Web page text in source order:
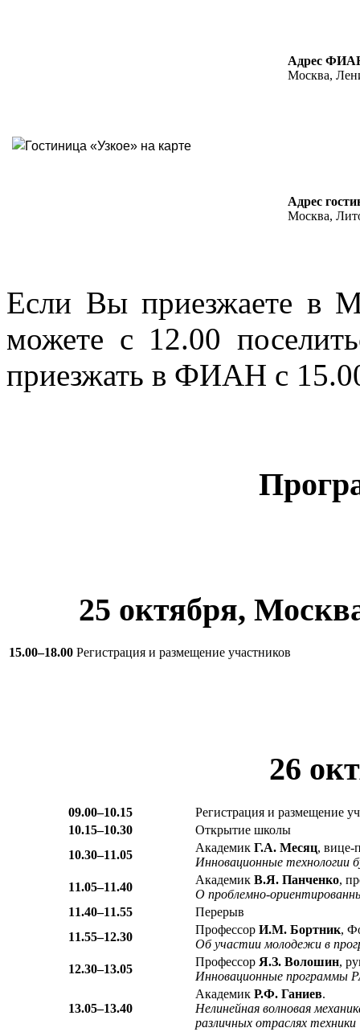
Адрес
Москва,
Адрес
Москва,
Если Вы приезжаете в
можете с 12.00
приезжать в ФИАН с
25 октября,
15.00–18.00 Регистрация и размещение участников
26
09.00–10.15
Регистрация и размещение
10.15–10.30
Открытие школы
10.30–11.05
Академик Г.А. Месяц,
Инновационные технологии
11.05–11.40
Академик В.Я. Панченко,
О проблемно-
11.40–11.55
Перерыв
11.55–12.30
Профессор И.М. Бортник,
Об участии молодежи в
12.30–13.05
Профессор Я.З. Волошин,
Инновационные программы
13.05–13.40
Академик Р.Ф. Ганиев.
Нелинейная волновая
различных отраслях техники